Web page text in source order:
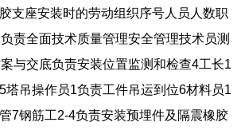
支座安装时的劳动组织序号人员人数职
责全面技术质量管理安全管理技术员测
与交底负责安装位置监测和检查4工长1
塔吊操作员1负责工件吊运到位6材料员1
7钢筋工2-4负责安装预埋件及隔震橡胶